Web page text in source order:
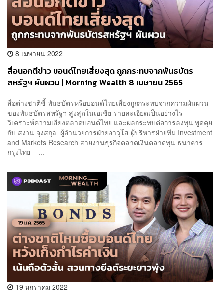
8 เมษายน 2022
สื่อนอกตีข่าว บอนด์ไทยเสี่ยงสุด ถูกกระทบจากพันธบัตร
สหรัฐฯ ผันผวน | Morning Wealth 8 เมษายน 2565
สื่อต่างชาติชี้ พันธบัตรหรือบอนด์ไทยเสี่ยงถูกกระทบจากความผันผวน
ของพันธบัตรสหรัฐฯ สูงสุดในเอเชีย รายละเอียดเป็นอย่างไร
วิเคราะห์ความเสี่ยงตลาดบอนด์ไทย และผลกระทบต่อการลงทุน พูดคุย
กับ สงวน จุงสกุล ผู้อำนวยการฝ่ายอาวุโส ผู้บริหารฝ่ายทีม Investment
and Markets Research สายงานธุรกิจตลาดเงินตลาดทุน ธนาคาร
กรุงไทย ...
19 มกราคม 2022